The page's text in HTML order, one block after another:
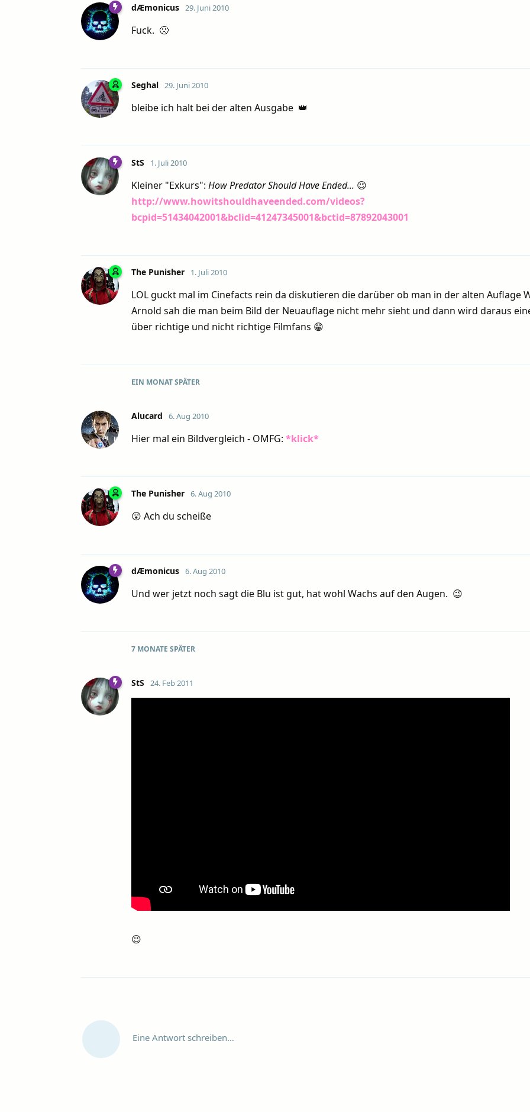
dÆmonicus 29. Juni 2010
Fuck. 🙁
Seghal 29. Juni 2010
bleibe ich halt bei der alten Ausgabe 👑
StS 1. Juli 2010
Kleiner "Exkurs": How Predator Should Have Ended... 😉
http://www.howitshouldhaveended.com/videos?
bcpid=51434042001&bclid=41247345001&bctid=87892043001
The Punisher 1. Juli 2010
LOL guckt mal im Cinefacts rein da diskutieren die darüber ob man in der alten Auflage
Arnold sah die man beim Bild der Neuauflage nicht mehr sieht und dann wird daraus
über richtige und nicht richtige Filmfans 😁
EIN MONATSPÄTER
Alucard 6. Aug 2010
Hier mal ein Bildvergleich - OMFG: *klick*
The Punisher 6. Aug 2010
😲 Ach du scheiße
dÆmonicus 6. Aug 2010
Und wer jetzt noch sagt die Blu ist gut, hat wohl Wachs auf den Augen. 😉
7 MONATE SPÄTER
StS 24. Feb 2011
😉
Eine Antwort schreiben…